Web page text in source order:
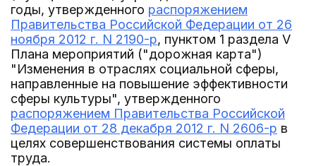
годы, утвержденного распоряжением
Правительства Российской Федерации от 26
ноября 2012 г. N 2190-р, пунктом 1 раздела V
Плана мероприятий ("дорожная карта")
"Изменения в отраслях социальной сферы,
направленные на повышение эффективности
сферы культуры", утвержденного
распоряжением Правительства Российской
Федерации от 28 декабря 2012 г. N 2606-р в
целях совершенствования системы оплаты
труда.